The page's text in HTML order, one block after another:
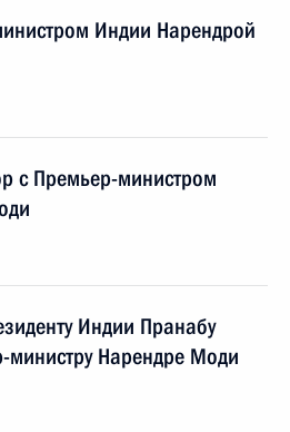
Индии Нарендрой
с Премьер-министром
Индии Пранабу
Нарендре Моди